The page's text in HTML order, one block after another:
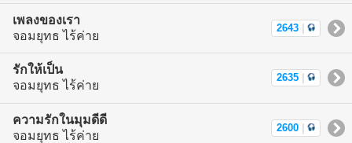
เพลงของเรา
จอมยุทธ ไร้ค่าย
2643
รักให้เป็น
จอมยุทธ ไร้ค่าย
2635
ความรักในมุมดีดี
จอมยุทธ ไร้ค่าย
2600